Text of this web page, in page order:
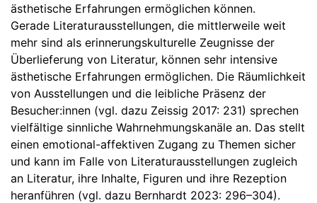
ästhetische Erfahrungen ermöglichen können.
Gerade Literaturausstellungen, die mittlerweile weit
mehr sind als erinnerungskulturelle Zeugnisse der
Überlieferung von Literatur, können sehr intensive
ästhetische Erfahrungen ermöglichen. Die Räumlichkeit
von Ausstellungen und die leibliche Präsenz der
Besucher:innen (vgl. dazu Zeissig 2017: 231) sprechen
vielfältige sinnliche Wahrnehmungskanäle an. Das stellt
einen emotional-affektiven Zugang zu Themen sicher
und kann im Falle von Literaturausstellungen zugleich
an Literatur, ihre Inhalte, Figuren und ihre Rezeption
heranführen (vgl. dazu Bernhardt 2023: 296–304).